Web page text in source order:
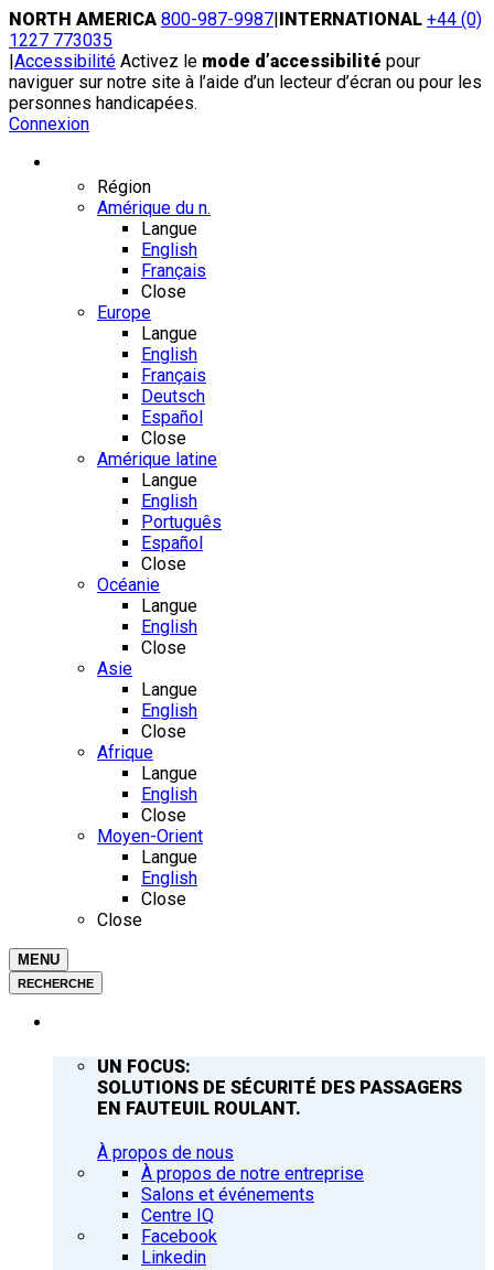
Skip
to
content
NORTH AMERICA 800-987-9987|INTERNATIONAL +44 (0)
1227 773035
|Accessibilité Activez le mode d’accessibilité pour
naviguer sur notre site à l’aide d’un lecteur d’écran ou pour les
personnes handicapées.
Connexion
Région
Amérique du n.
Langue
English
Français
Close
Europe
Langue
English
Français
Deutsch
Español
Close
Amérique latine
Langue
English
Português
Español
Close
Océanie
Langue
English
Close
Asie
Langue
English
Close
Afrique
Langue
English
Close
Moyen-Orient
Langue
English
Close
Close
MENU
RECHERCHE
UN FOCUS:
SOLUTIONS DE SÉCURITÉ DES PASSAGERS
EN FAUTEUIL ROULANT.
À propos de nous
À propos de notre entreprise
Salons et événements
Centre IQ
Facebook
Linkedin